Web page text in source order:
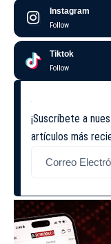
Instagram
Follow
Tiktok
Follow
¡Suscríbete a
artículos más